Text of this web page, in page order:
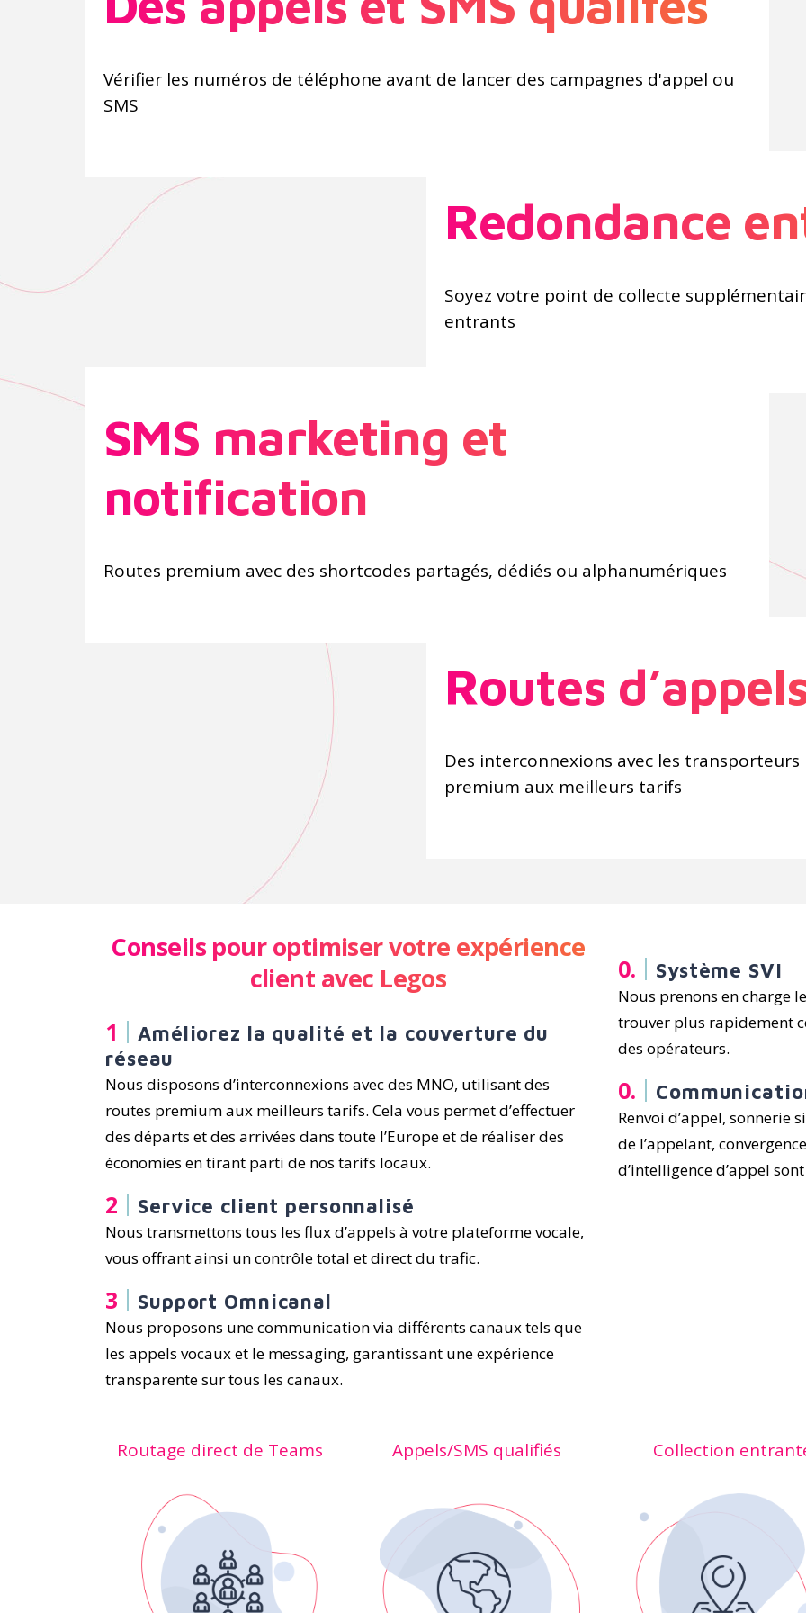
Vérifier les numéros de téléphone avant de lancer des campagnes d'appel ou
SMS
Redondance
Soyez votre point de collecte
entrants
SMS marketing et
notification
Routes premium avec des shortcodes partagés, dédiés ou alphanumériques
Routes
Des interconnexions avec les
premium aux meilleurs tarifs
Conseils pour optimiser votre expérience
client avec Legos
Améliorez la qualité et la couverture du
réseau
Nous disposons d’interconnexions avec des MNO, utilisant des
routes premium aux meilleurs tarifs. Cela vous permet d’effectuer
des départs et des arrivées dans toute l’Europe et de réaliser des
économies en tirant parti de nos tarifs locaux.
Service client personnalisé
Nous transmettons tous les flux d’appels à votre plateforme vocale,
vous offrant ainsi un contrôle total et direct du trafic.
Support Omnicanal
Nous proposons une communication via différents canaux tels que
les appels vocaux et le messaging, garantissant une expérience
transparente sur tous les canaux.
Système SVI
Nous prenons en charge
trouver plus rapidement
des opérateurs.
Renvoi d’appel, sonnerie
de l’appelant,
d’intelligence d’appel
Routage direct de Teams Appels/SMS qualifiés Collection